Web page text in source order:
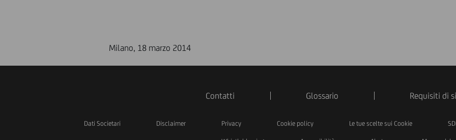
Milano, 18 marzo 2014
Contatti Glossario Requisiti di
Dati Societari Disclaimer Privacy Cookie policy Le tue scelte sui Cookie